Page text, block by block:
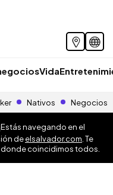
Vida
Nativos Negocios
navegando en el
deelsalvador.com . Te
coincidimos todos.